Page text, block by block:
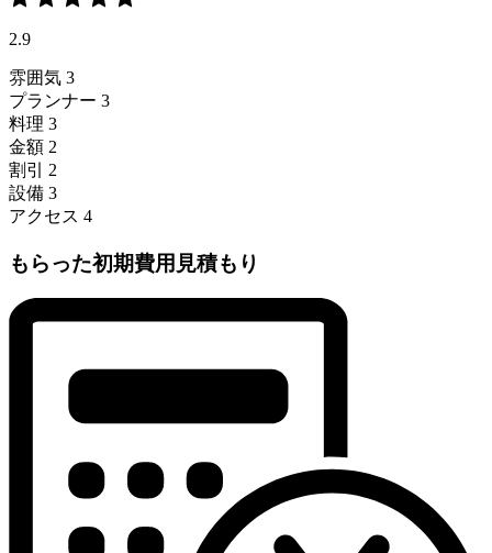
2.9
雰囲気 3
プランナー 3
料理 3
金額 2
割引
2
設備 3
アクセス 4
もらった初期費用見積もり